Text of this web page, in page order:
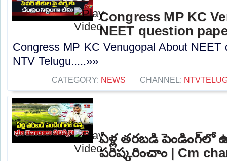
Congress MP KC
NEET question
Congress MP KC Venugopal About NEET
NTV Telugu.....»»
CATEGORY: NEWS CHANNEL:
ఏళ్ల తరబడి పెండింగ్‌లో
పరిష్కరించాం | Cm